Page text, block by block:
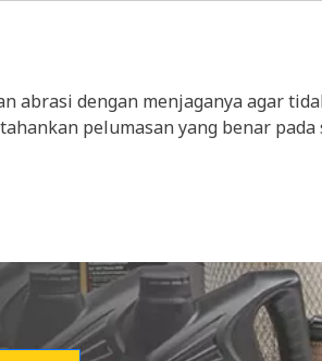
dengan menjaganya agar
pelumasan yang benar